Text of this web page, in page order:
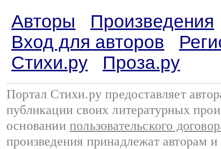
Авторы
Произведения
Вход для авторов
Стихи.ру
Проза.ру
Портал Стихи.ру предоставляет
публикации своих литературных
основании пользовательского
произведения принадлежат авторам